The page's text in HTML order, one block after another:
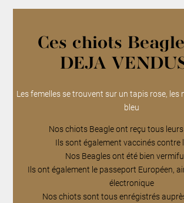
Ces chiots
DEJA
Les femelles se trouvent sur un tapis rose, les
bleu
Nos chiots Beagle ont reçu tous
Ils sont également vaccinés contre
Nos Beagles ont été bien
Ils ont également le passeport Européen,
électronique
Nos chiots sont tous enrégistrés